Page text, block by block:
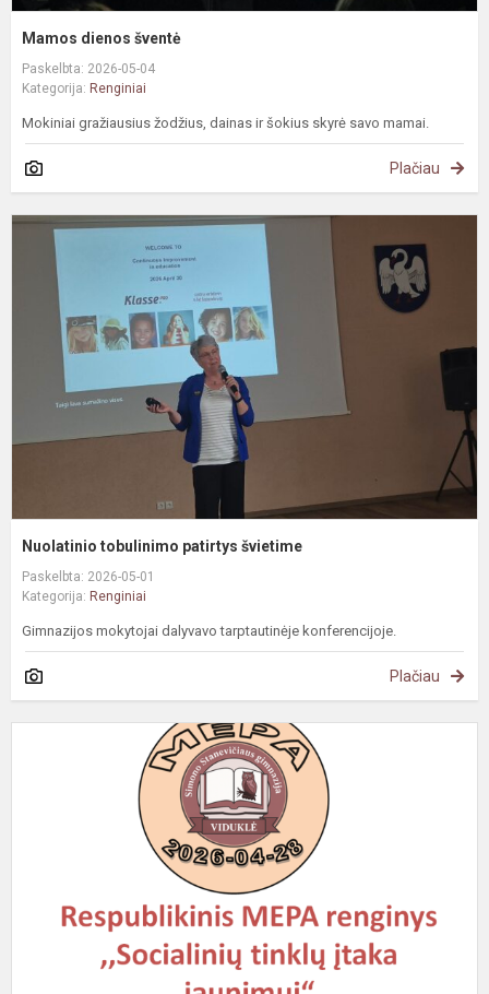
Mamos dienos šventė
Paskelbta: 2026-05-04
Kategorija: Renginiai
Mokiniai gražiausius žodžius, dainas ir šokius skyrė savo mamai.
Plačiau
Nuolatinio tobulinimo patirtys švietime
Paskelbta: 2026-05-01
Kategorija: Renginiai
Gimnazijos mokytojai dalyvavo tarptautinėje konferencijoje.
Plačiau